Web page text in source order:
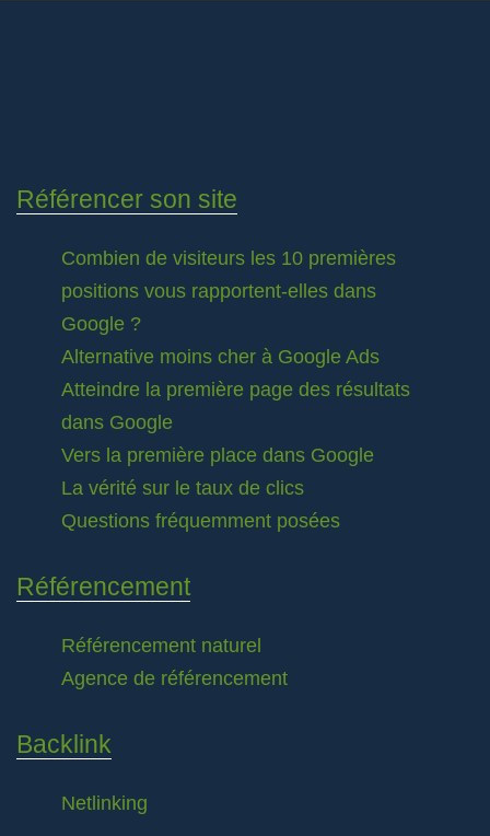
Référencer son site
Combien de visiteurs les 10 premières
positions vous rapportent-elles dans
Google ?
Alternative moins cher à Google Ads
Atteindre la première page des résultats
dans Google
Vers la première place dans Google
La vérité sur le taux de clics
Questions fréquemment posées
Référencement
Référencement naturel
Agence de référencement
Backlink
Netlinking